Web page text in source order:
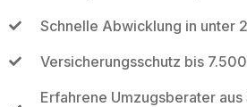
Schnelle Abwicklung in unter
Versicherungsschutz bis
Erfahrene Umzugsberater aus